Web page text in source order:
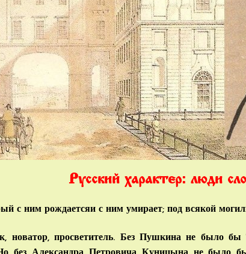
Русский характер: люди
с ним рождаетсяи с ним умирает; под всякой
новатор, просветитель. Без Пушкина не было бы